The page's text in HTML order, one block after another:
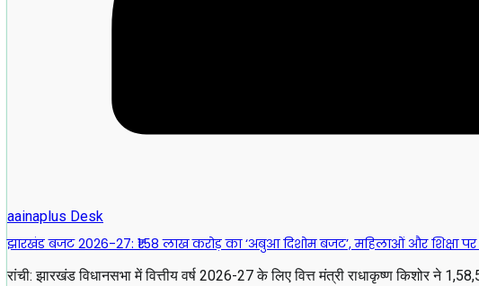
aainaplus Desk
झारखंड बजट 2026-27: ₹1.58 लाख करोड़ का ‘अबुआ दिशोम बजट’, महिलाओं और शिक्षा
रांची: झारखंड विधानसभा में वित्तीय वर्ष 2026-27 के लिए वित्त मंत्री राधाकृष्ण किशोर ने